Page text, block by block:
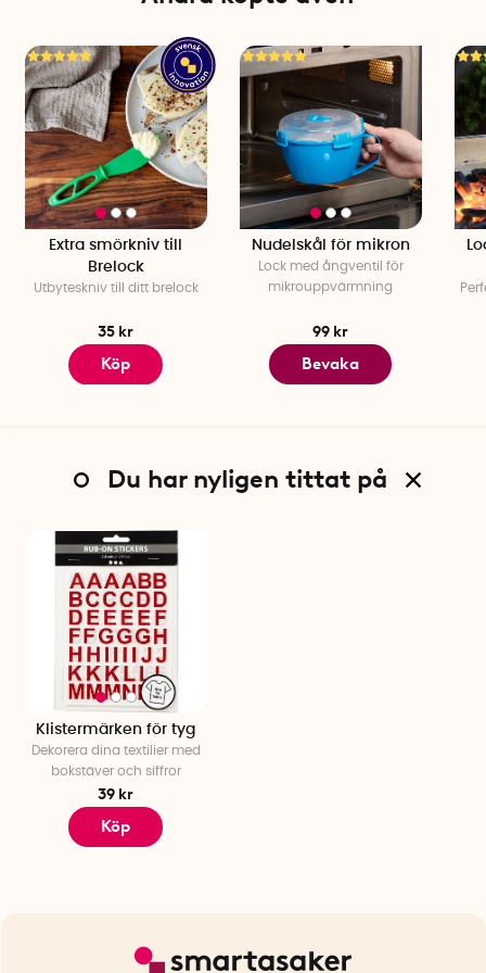
Extra smörkniv till
Brelock
Utbyteskniv till ditt brelock
35 kr
Köp
Nudelskål för mikron
Lock med ångventil för
mikrouppvärmning
99 kr
Bevaka
Du har nyligen tittat på
Klistermärken för tyg
Dekorera dina textilier med
bokstäver och siffror
39 kr
Köp